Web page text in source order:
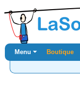
Menu ⏷ Boutique